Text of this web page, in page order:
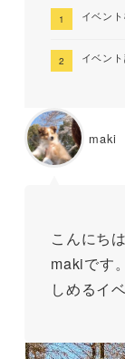
イベン
イベン
maki
こんにち
makiです
しめるイ